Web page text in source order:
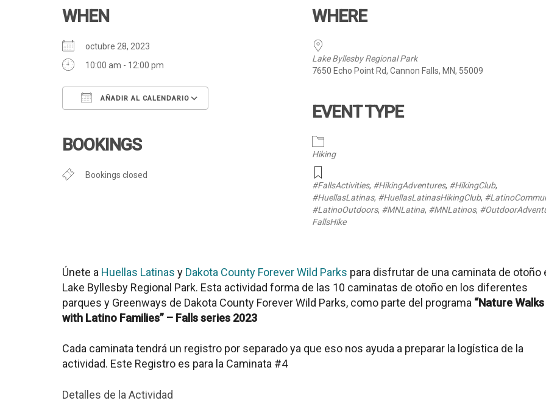
WHEN
octubre 28, 2023
10:00 am - 12:00 pm
AÑADIR AL CALENDARIO
iCalendar
BOOKINGS
Bookings closed
WHERE
Lake Byllesby Regional Park
7650 Echo Point Rd, Cannon Falls, MN, 55009
EVENT TYPE
Hiking
#FallsActivities, #HikingAdventures, #HikingClub,
#HuellasLatinas, #HuellasLatinasHikingClub,
#LatinoOutdoors, #MNLatina, #MNLatinos,
FallsHike
Únete a Huellas Latinas y Dakota County Forever Wild Parks para disfrutar de una caminata de otoño
Lake Byllesby Regional Park. Esta actividad forma de las 10 caminatas de otoño en los diferentes
parques y Greenways de Dakota County Forever Wild Parks, como parte del programa “Nature Walks
with Latino Families” – Falls series 2023
Cada caminata tendrá un registro por separado ya que eso nos ayuda a preparar la logística de la
actividad. Este Registro es para la Caminata #4
Detalles de la Actividad